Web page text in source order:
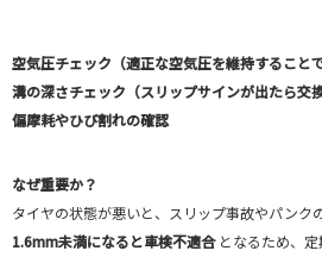
空気圧チェック（適正な空気圧を維持すること
溝の深さチェック（スリップサインが出たら交換
偏摩耗やひび割れの確認
なぜ重要か？
タイヤの状態が悪いと、スリップ事故やパンク
1.6mm未満になると車検不適合となるため、定